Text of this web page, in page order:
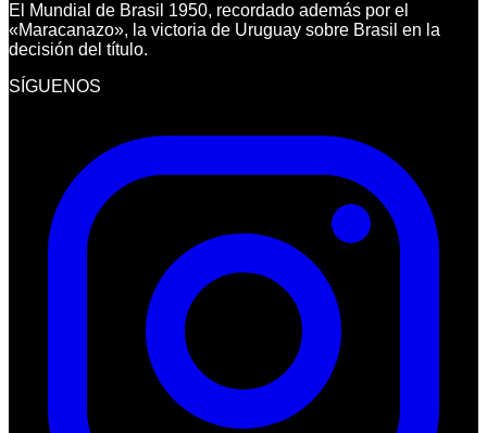
El Mundial de Brasil 1950, recordado además por el
«Maracanazo», la victoria de Uruguay sobre Brasil en la
decisión del título.
SÍGUENOS